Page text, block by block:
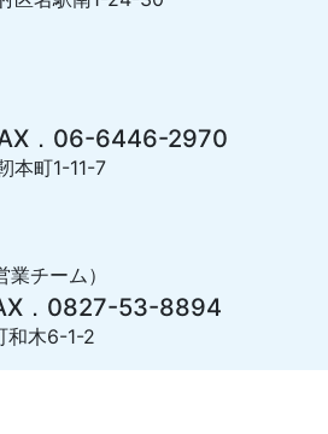
．06-6446-2970
本町1-11-7
業チーム）
．0827-53-8894
和木6-1-2